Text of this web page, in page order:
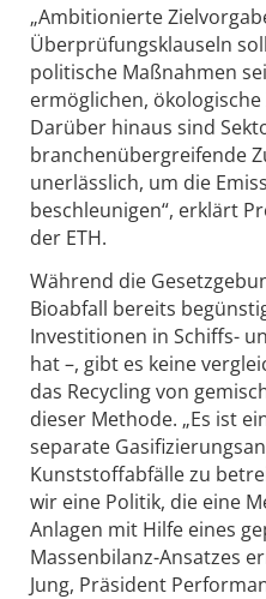
„Ambitionierte
Überprüfungsklauseln
politische Maßnahmen
ermöglichen,
Darüber hinaus sind
branchenübergreifende
unerlässlich, um die
beschleunigen“, erklärt
der ETH.
Während die
Bioabfall bereits
Investitionen in Schiffs-
hat –, gibt es keine
das Recycling von
dieser Methode. „Es ist
separate
Kunststoffabfälle zu
wir eine Politik, die eine
Anlagen mit Hilfe eines
Massenbilanz-Ansatzes
Jung, Präsident